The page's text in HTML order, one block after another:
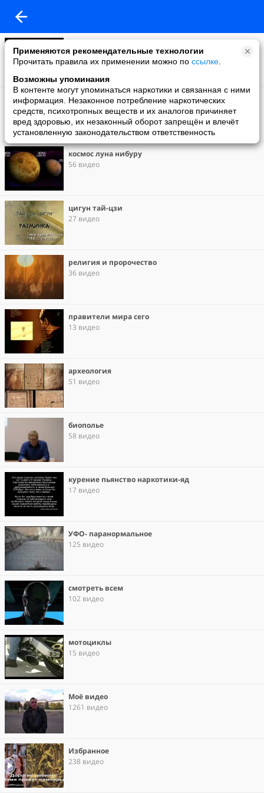
Применяются рекомендательные технологии
Прочитать правила их применении можно по ссылке
Возможны упоминания
В контенте могут упоминаться наркотики и связанная с ними
информация. Незаконное потребление наркотических
средств, психотропных веществ и их аналогов причиняет
вред здоровью, их незаконный оборот запрещён и влечёт
установленную законодательством ответственность
22 видео
это должен знать каждый
226 видео
космос луна нибуру
56 видео
цигун тай-цзи
27 видео
религия и пророчество
36 видео
правители мира сего
13 видео
археология
51 видео
биополье
58 видео
курение пьянство наркотики-яд
17 видео
УФО- паранормальное
125 видео
смотреть всем
102 видео
мотоциклы
15 видео
Моё видео
1261 видео
Избранное
238 видео